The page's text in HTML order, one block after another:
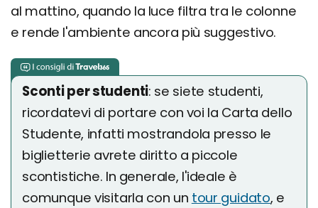
al mattino, quando la luce filtra tra le colonne
e rende l'ambiente ancora più suggestivo.
Sconti per studenti: se siete studenti,
ricordatevi di portare con voi la Carta dello
Studente, infatti mostrandola presso le
biglietterie avrete diritto a piccole
scontistiche. In generale, l'ideale è
comunque visitarla con un tour guidato, e